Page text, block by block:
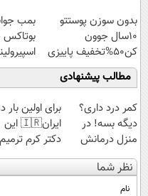
بدون سوزن پوستتو
10سال جوون
کن50%تخفیف پاییزی
بمب
مطالب پیشنهادی
کمر درد داری؟
دیگه بسه! در
منزل درمانش
کن
(◀پرسش‌نامه)
برای اولین بار
ایران🇮🇷 این
دکتر کرم ترمیم
کننده 23 روزه
ساخت!
نظر شما
نام